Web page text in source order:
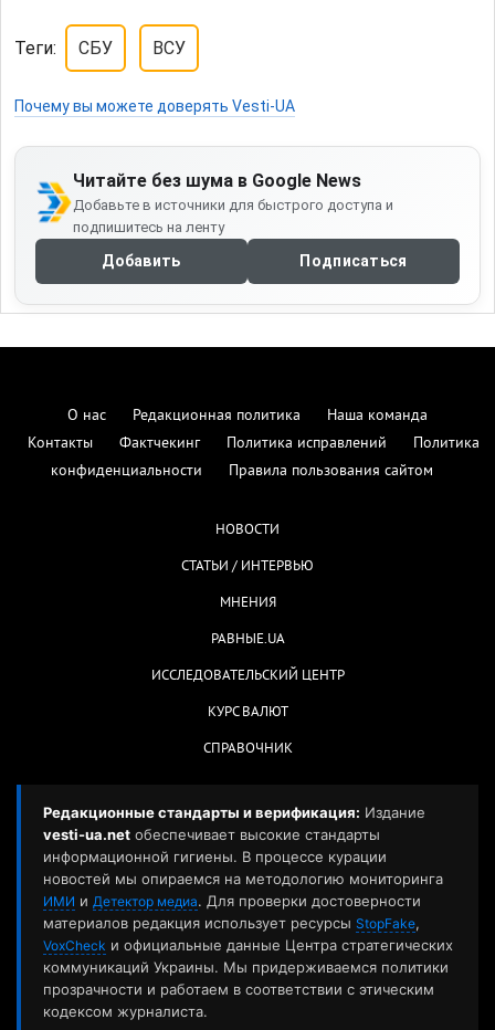
Теги: СБУ ВСУ
Почему вы можете доверять Vesti-UA
Читайте без шума в Google News
Добавьте в источники для быстрого доступа и
подпишитесь на ленту
Добавить Подписаться
О нас Редакционная политика
Наша команда
Контакты
Фактчекинг Политика исправлений
Политика
конфиденциальности
Правила пользования сайтом
НОВОСТИ
СТАТЬИ / ИНТЕРВЬЮ
МНЕНИЯ
РАВНЫЕ.UA
ИССЛЕДОВАТЕЛЬСКИЙ ЦЕНТР
КУРС ВАЛЮТ
СПРАВОЧНИК
Редакционные стандарты и верификация: Издание
vesti-ua.net обеспечивает высокие стандарты
информационной гигиены. В процессе курации
новостей мы опираемся на методологию мониторинга
ИМИ и Детектор медиа. Для проверки достоверности
материалов редакция использует ресурсы StopFake,
VoxCheck и официальные данные Центра стратегических
коммуникаций Украины. Мы придерживаемся политики
прозрачности и работаем в соответствии с этическим
кодексом журналиста.